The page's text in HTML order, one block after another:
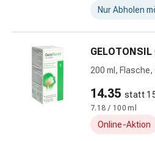
Hühneraugen
Nagel
Fusspilz
Narben,Tinkturen
Nur Abholen
GELOTONSIL
200 ml, Flasche,
14.35 statt
7.18 / 100 ml
Online-Aktion